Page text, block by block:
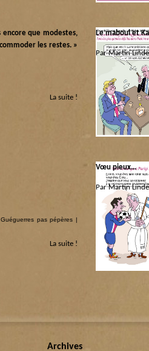
encore que modestes,
les restes. »
La suite !
Le maboul et
Par Martin
Allah là
|
Les coquins
Guéguerres pas pépères |
La suite !
Vœu pieux…
Par Martin
Catégorie :
Ecclesia|Jésus
Archives